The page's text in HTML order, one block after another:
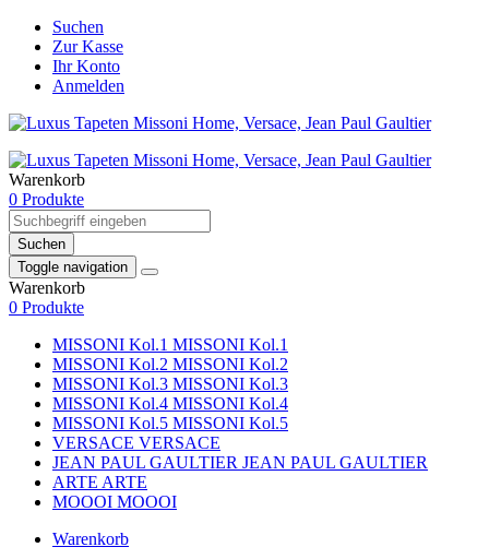
Suchen
Zur Kasse
Ihr Konto
Anmelden
Warenkorb
0 Produkte
Suchen
Toggle navigation
Warenkorb
0 Produkte
MISSONI Kol.1 MISSONI Kol.1
MISSONI Kol.2 MISSONI Kol.2
MISSONI Kol.3 MISSONI Kol.3
MISSONI Kol.4 MISSONI Kol.4
MISSONI Kol.5 MISSONI Kol.5
VERSACE VERSACE
JEAN PAUL GAULTIER JEAN PAUL GAULTIER
ARTE ARTE
MOOOI MOOOI
Warenkorb